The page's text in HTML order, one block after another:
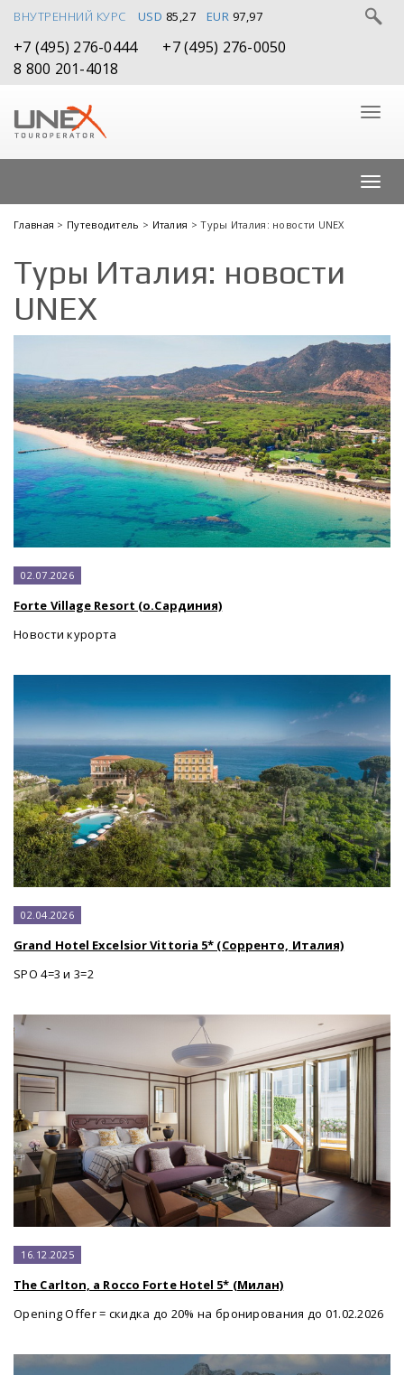
ВНУТРЕННИЙ КУРС USD 85,27 EUR 97,97
+7 (495) 276-0444
+7 (495) 276-0050
8 800 201-4018
Главная > Путеводитель > Италия > Туры Италия: новости UNEX
Туры Италия: новости
UNEX
02.07.2026
Forte Village Resort (о.Сардиния)
Новости курорта
02.04.2026
Grand Hotel Excelsior Vittoria 5* (Сорренто, Италия)
SPO 4=3 и 3=2
16.12.2025
The Carlton, a Rocco Forte Hotel 5* (Милан)
Opening Offer = скидка до 20% на бронирования до 01.02.2026